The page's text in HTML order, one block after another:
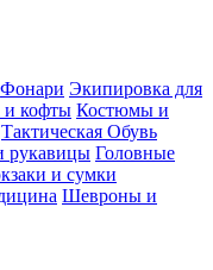
Фонари Экипировка для
и кофты Костюмы и
Тактическая Обувь
рукавицы Головные
и сумки
Шевроны и